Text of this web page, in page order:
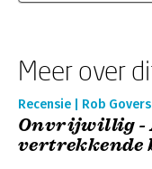
Meer over
Recensie | Rob Govers
Onvrijwillig -
vertrekkende